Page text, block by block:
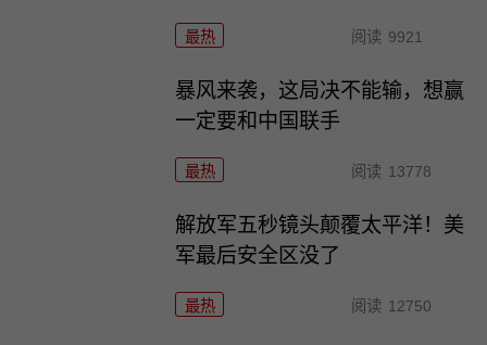
最热 阅读 9921
暴风来袭，这局决不能输，想赢
一定要和中国联手
最热 阅读 13778
解放军五秒镜头颠覆太平洋！美
军最后安全区没了
最热 阅读 12750